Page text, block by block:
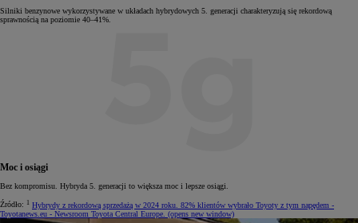
Silniki benzynowe wykorzystywane w układach hybrydowych 5. generacji charakteryzują się rekordową
sprawnością na poziomie 40–41%.
Moc i osiągi
Bez kompromisu. Hybryda 5. generacji to większa moc i lepsze osiągi.
Źródło: 1 Hybrydy z rekordową sprzedażą w 2024 roku. 82% klientów wybrało Toyoty z tym napędem -
Toyotanews.eu - Newsroom Toyota Central Europe. (opens new window)